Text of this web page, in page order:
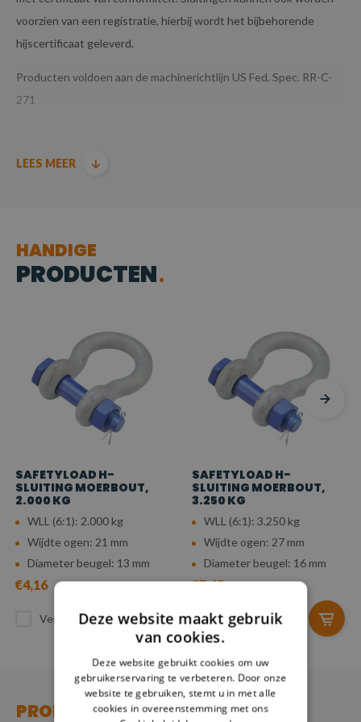
voorzien van een registratie, hierbij wordt het bijbehorende
hijscertificaat geleverd.
Producten voldoen aan de machinerichtlijn US Fed. Spec. RR-C-
271
LEES MEER
HANDIGE
PRODUCTEN
SAFETYLOAD H-
SLUITING MOERBOUT,
2.000 KG
WLL (6:1): 2.000 kg
Wijdte ogen: 21 mm
Diameter beugel: 13 mm
€4,16
Vergelijk
SAFETYLOAD H-
SLUITING MOERBOUT,
3.250 KG
WLL (6:1): 3.250 kg
Wijdte ogen: 27 mm
Diameter beugel: 16 mm
€7,45
Vergelijk
PRODUCT
Deze website maakt gebruik
van cookies.
Deze website gebruikt cookies om uw
gebruikerservaring te verbeteren. Door onze
website te gebruiken, stemt u in met alle
cookies in overeenstemming met ons